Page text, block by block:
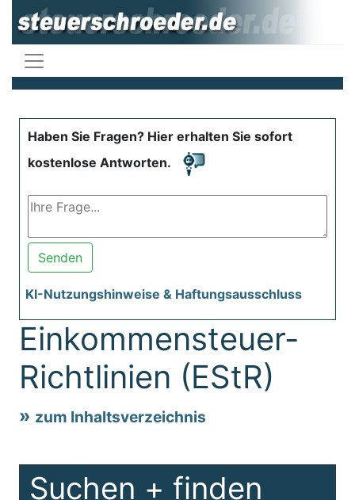
Haben Sie Fragen? Hier erhalten Sie sofort
kostenlose Antworten.
Senden
KI-Nutzungshinweise & Haftungsausschluss
Einkommensteuer-
Richtlinien (EStR)
zum Inhaltsverzeichnis
Suchen + finden